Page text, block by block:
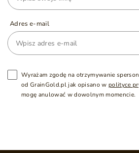
Adres e-mail
Wyrażam zgodę na otrzymywanie
od GrainGold.pl jak opisano w polityce
mogę anulować w dowolnym momencie.